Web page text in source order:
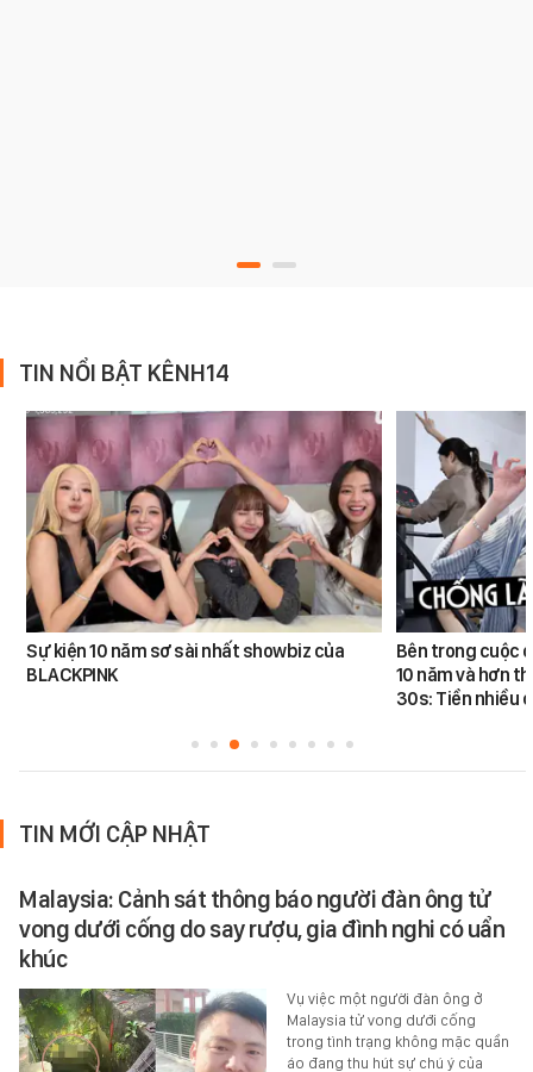
TIN NỔI BẬT KÊNH14
Sự kiện 10 năm sơ sài nhất showbiz của
BLACKPINK
Bên trong cuộc
10 năm và hơn
30s: Tiền nhiều
TIN MỚI CẬP NHẬT
Malaysia: Cảnh sát thông báo người đàn ông tử
vong dưới cống do say rượu, gia đình nghi có uẩn
khúc
Vụ việc một người đàn ông ở
Malaysia tử vong dưới cống
trong tình trạng không mặc quần
áo đang thu hút sự chú ý của